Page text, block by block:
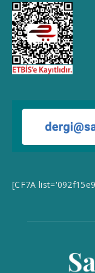
[CF7A